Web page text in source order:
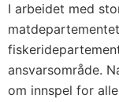
I arbeidet med
ansvarsområde.
om innspel for